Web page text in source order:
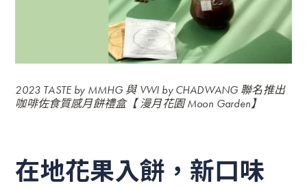
2023 TASTE by MMHG 與 VWI by CHADWANG 聯名推出
咖啡佐食質感月餅禮盒【 漫月花園 Moon Garden】
在地花果入餅，新口味